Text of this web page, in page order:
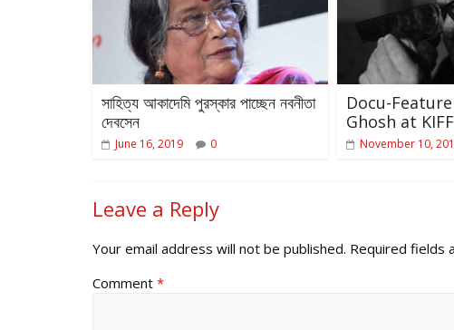
সাহিত্য আকাদেমি পুরস্কার পাচ্ছেন নবনীতা
দেবসেন
June 16, 2019 0
Docu-
Ghosh at KIFF
November 10,
Leave a Reply
Your email address will not be published. Required fields
Comment *